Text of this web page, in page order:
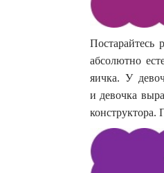
Постарайтесь
абсолютно
яичка. У
и девочка
конструктора.